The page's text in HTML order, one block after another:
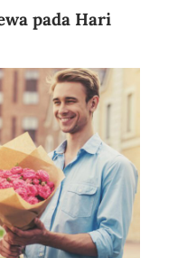
pada Hari